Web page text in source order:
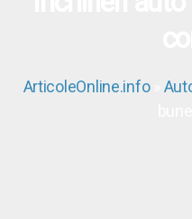
ArticoleOnline.info»